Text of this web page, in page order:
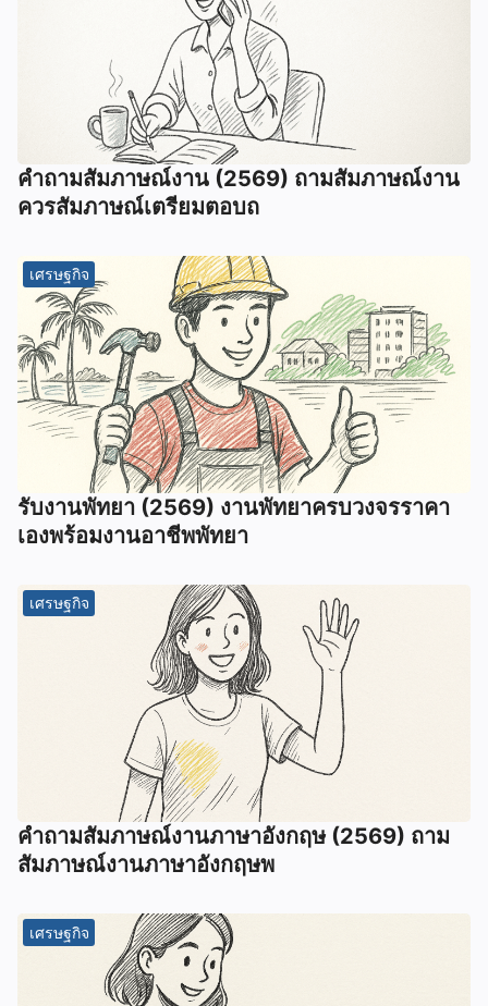
คําถามสัมภาษณ์งาน (2569) ถามสัมภาษณ์งาน
ควรสัมภาษณ์เตรียมตอบถ
เศรษฐกิจ
รับงานพัทยา (2569) ️งานพัทยาครบวงจรราคา
เองพร้อมงานอาชีพพัทยา
เศรษฐกิจ
คําถามสัมภาษณ์งานภาษาอังกฤษ (2569) ถาม
สัมภาษณ์งานภาษาอังกฤษพ
เศรษฐกิจ